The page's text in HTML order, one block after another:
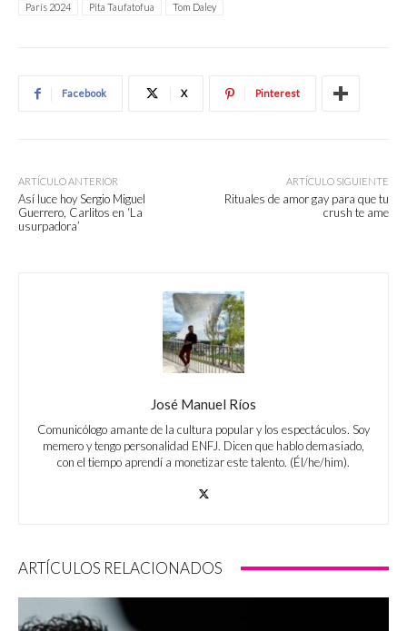
París 2024 Pita Taufatofua Tom Daley
Facebook X Pinterest
ARTÍCULO ANTERIOR
Así luce hoy Sergio Miguel
Guerrero, Carlitos en ‘La
usurpadora’
ARTÍCULO SIGUIENTE
Rituales de amor gay para que tu
crush te ame
José Manuel Ríos
Comunicólogo amante de la cultura popular y los espectáculos. Soy
memero y tengo personalidad ENFJ. Dicen que hablo demasiado,
con el tiempo aprendí a monetizar este talento. (Él/he/him).
ARTÍCULOS RELACIONADOS